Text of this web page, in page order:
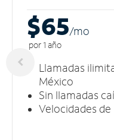
$65/mo
por 1 año
Llamadas
México
Sin llamadas
Velocidades